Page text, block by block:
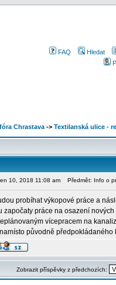
FAQ
Hledat
Chrastava -> Textilanská ulice -
10, 2018 11:08 am Předmět: Info o
probíhat výkopové práce a
započaty práce na osazení
vícepracem na
původně předpokládaného
Zobrazit příspěvky z předchozích: